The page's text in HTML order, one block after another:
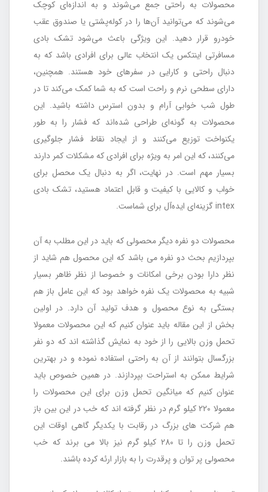
محصولات به راحتی جمع می‌شوند و به اندازه‌ای کوچک
می‌شوند که می‌توانید آن‌ها را در کوله‌پشتی یا صندوق عقب
خودرو قرار دهید. این ویژگی باعث می‌شود تشک بادی
مسافرتی اینتکس یک انتخاب عالی برای افرادی باشد که به
دنبال راحتی و کارایی در سفرهای خود هستند. همچنین،
دارای سطحی نرم و راحت است که به شما کمک می‌کند تا در
طول شب خوابی آرام و بدون استرس داشته باشید. این
محصولات به گونه‌ای طراحی شده‌اند که فشار را به طور
یکنواخت توزیع می‌کنند و از ایجاد نقاط فشار جلوگیری
می‌کنند، که این امر به ویژه برای افرادی که مشکلات کمر دارند
بسیار مهم است. در نهایت، اگر به دنبال یک محصل برای
خواب و کالایی با کیفیت و قابل اعتماد هستید، تشک بادی
intex گزینه‌ای ایده‌آل برای شماست.
محصولات دو نفره دیگر محصولی که باید در این مطلب به آن
بپردازیم بحث دو نفره می باشد که این محصول هم شاید از
نظر دارا بودن برخی امکانات و خصوصا از نظر ظاهر بسیار
شبیه به محصولات یک نفره خواهد بود که این عامل باز هم
بستگی به نوع محصول و هدف تولید آن دارد. در اولین
بخش از این مقاله باید عنوان کنیم که این محصولات معمولا
تحمل وزن بالایی را از خود به نمایش گذاشته اند که دو نفر
بزرگسال بتوانند از آن به راحتی استفاده نموده و در بهترین
شرایط ممکن به استراحت بپردازند. در همین خصوص باید
عنوان کنیم که میانگین تحمل وزن برای این محصولات را
معمولا 220 کیلو گرم در نظر گرفته اند که خب در این بین باز
هم شرکت های بزرگ در رقابت با یکدیگر گاهی اوقات این
تحمل وزن را تا 280 کیلو گرم نیز بالا می برند که خب
محصولی پر توان و پرقدرت را به بازار ارئه کرده باشند.